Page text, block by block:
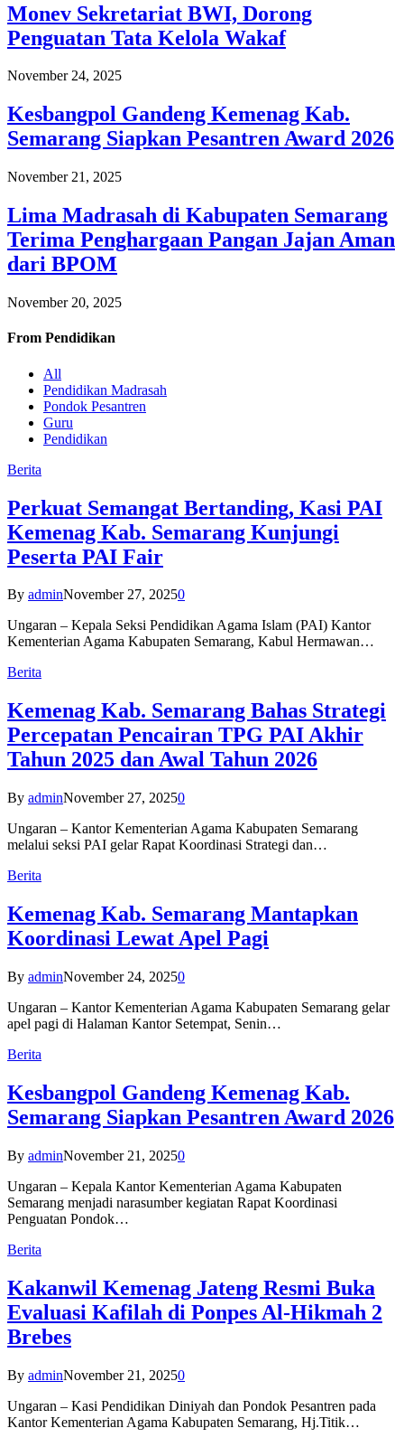
Monev Sekretariat BWI, Dorong
Penguatan Tata Kelola Wakaf
November 24, 2025
Kesbangpol Gandeng Kemenag Kab.
Semarang Siapkan Pesantren Award 2026
November 21, 2025
Lima Madrasah di Kabupaten Semarang
Terima Penghargaan Pangan Jajan Aman
dari BPOM
November 20, 2025
From Pendidikan
All
Pendidikan Madrasah
Pondok Pesantren
Guru
Pendidikan
Berita
Perkuat Semangat Bertanding, Kasi PAI
Kemenag Kab. Semarang Kunjungi
Peserta PAI Fair
By adminNovember 27, 20250
Ungaran – Kepala Seksi Pendidikan Agama Islam (PAI) Kantor
Kementerian Agama Kabupaten Semarang, Kabul Hermawan…
Berita
Kemenag Kab. Semarang Bahas Strategi
Percepatan Pencairan TPG PAI Akhir
Tahun 2025 dan Awal Tahun 2026
By adminNovember 27, 20250
Ungaran – Kantor Kementerian Agama Kabupaten Semarang
melalui seksi PAI gelar Rapat Koordinasi Strategi dan…
Berita
Kemenag Kab. Semarang Mantapkan
Koordinasi Lewat Apel Pagi
By adminNovember 24, 20250
Ungaran – Kantor Kementerian Agama Kabupaten Semarang gelar
apel pagi di Halaman Kantor Setempat, Senin…
Berita
Kesbangpol Gandeng Kemenag Kab.
Semarang Siapkan Pesantren Award 2026
By adminNovember 21, 20250
Ungaran – Kepala Kantor Kementerian Agama Kabupaten
Semarang menjadi narasumber kegiatan Rapat Koordinasi
Penguatan Pondok…
Berita
Kakanwil Kemenag Jateng Resmi Buka
Evaluasi Kafilah di Ponpes Al-Hikmah 2
Brebes
By adminNovember 21, 20250
Ungaran – Kasi Pendidikan Diniyah dan Pondok Pesantren pada
Kantor Kementerian Agama Kabupaten Semarang, Hj.Titik…